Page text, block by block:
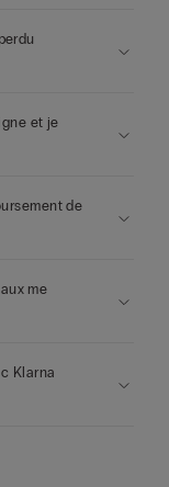
et je
de
me
Klarna